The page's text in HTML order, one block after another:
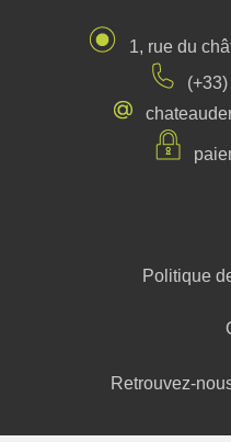
1, rue du
(+33)
Politique
Retrouvez-